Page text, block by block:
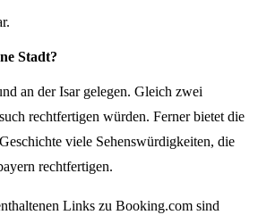
Stadt?
an der Isar gelegen. Gleich zwei
rechtfertigen würden. Ferner bietet die
viele Sehenswürdigkeiten, die
rechtfertigen.
Links zu Booking.com sind